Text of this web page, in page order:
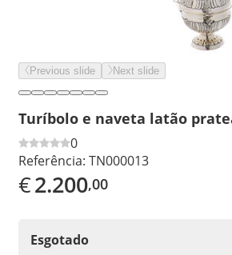
Previous slide Next slide
Turíbolo e naveta latão
0
Referência: TN000013
€2.200,00
Esgotado